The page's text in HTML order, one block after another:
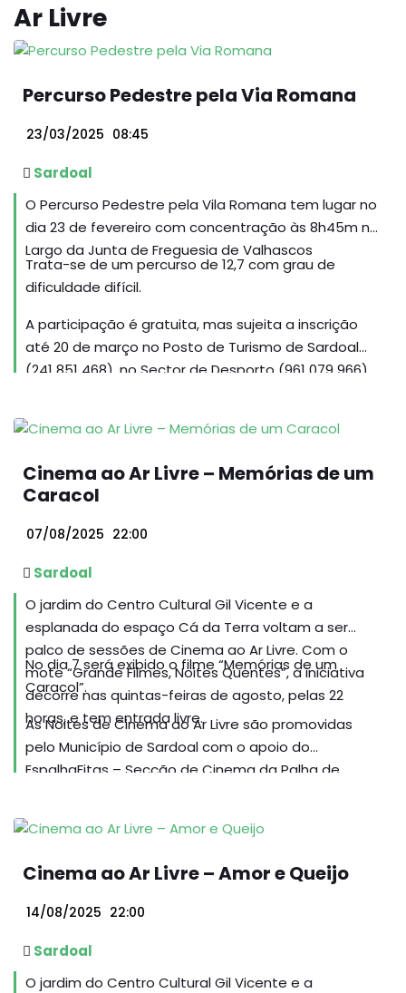
Ar Livre
Percurso Pedestre pela Via Romana
23/03/2025 08:45
Sardoal
O Percurso Pedestre pela Vila Romana tem lugar no
dia 23 de fevereiro com concentração às 8h45m no
Largo da Junta de Freguesia de Valhascos
Trata-se de um percurso de 12,7 com grau de
dificuldade difícil.
A participação é gratuita, mas sujeita a inscrição
até 20 de março no Posto de Turismo de Sardoal
(241 851 468), no Sector de Desporto (961 079 966)
Cinema ao Ar Livre – Memórias de um
Caracol
07/08/2025 22:00
Sardoal
O jardim do Centro Cultural Gil Vicente e a
esplanada do espaço Cá da Terra voltam a ser
palco de sessões de Cinema ao Ar Livre. Com o
mote “Grande Filmes, Noites Quentes”, a iniciativa
decorre nas quintas-feiras de agosto, pelas 22
horas, e tem entrada livre.
No dia 7 será exibido o filme “Memórias de um
Caracol”.
As Noites de Cinema ao Ar Livre são promovidas
pelo Município de Sardoal com o apoio do
EspalhaFitas – Secção de Cinema da Palha de
Cinema ao Ar Livre – Amor e Queijo
14/08/2025 22:00
Sardoal
O jardim do Centro Cultural Gil Vicente e a